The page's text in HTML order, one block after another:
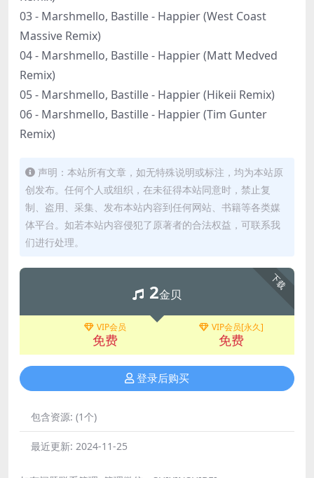
03 - Marshmello, Bastille - Happier (West Coast
Massive Remix)
04 - Marshmello, Bastille - Happier (Matt Medved
Remix)
05 - Marshmello, Bastille - Happier (Hikeii Remix)
06 - Marshmello, Bastille - Happier (Tim Gunter
Remix)
声明：本站所有文章，如无特殊说明或标注，均为本站原
创发布。任何个人或组织，在未征得本站同意时，禁止复
制、盗用、采集、发布本站内容到任何网站、书籍等各类媒
体平台。如若本站内容侵犯了原著者的合法权益，可联系我
们进行处理。
下载
2金贝
VIP会员
免费
VIP会员[永久]
免费
登录后购买
包含资源: (1个)
最近更新: 2024-11-25